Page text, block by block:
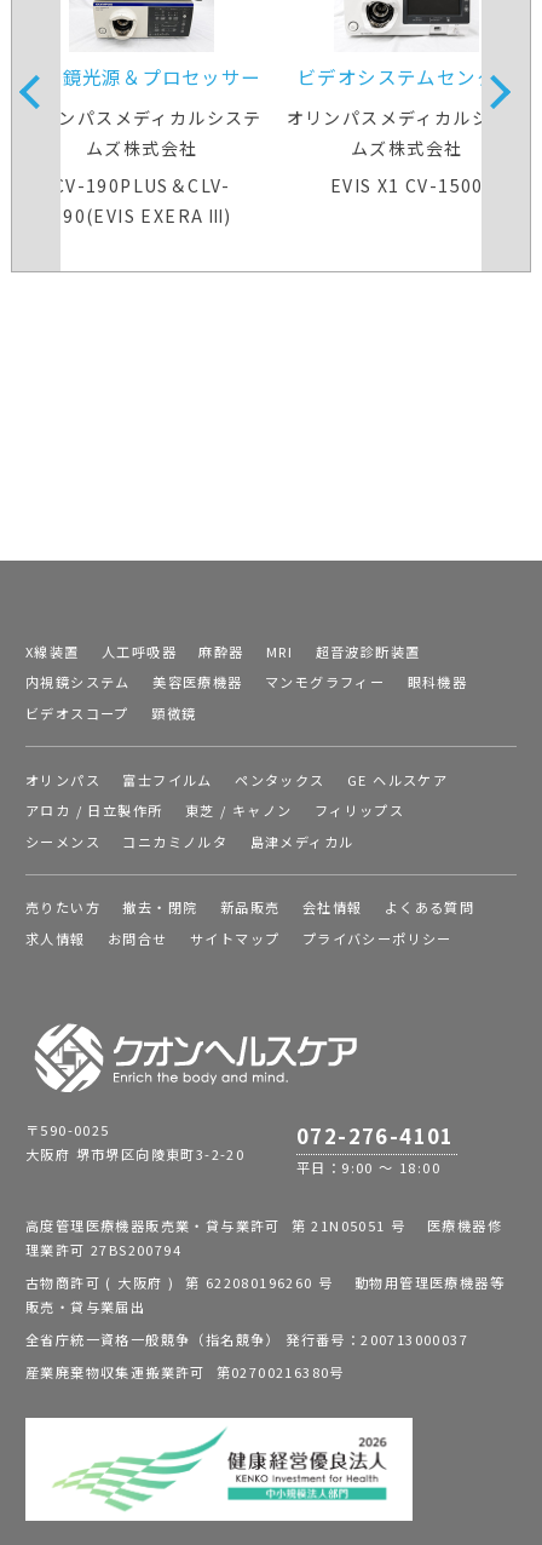
内視鏡光源＆プロセッサー
装置
オリンパスメディカルシステ
ムズ株式会社
CV-190PLUS＆CLV-
190(EVIS EXERA Ⅲ)
ビデオシステムセンター
オリンパスメディカルシステ
ムズ株式会社
EVIS X1 CV-1500
X線装置 人工呼吸器 麻酔器 MRI
超音波診断装置
内視鏡システム
美容医療機器 マンモグラフィー
眼科機器
ビデオスコープ
顕微鏡
オリンパス 富士フイルム ペンタックス
GE ヘルスケア
アロカ / 日立製作所
東芝 / キャノン
フィリップス
シーメンス
コニカミノルタ 島津メディカル
売りたい方 撤去・閉院 新品販売 会社情報
よくある質問
求人情報
お問合せ サイトマップ プライバシーポリシー
〒590-0025
大阪府 堺市堺区向陵東町3-2-20
072-276-4101
平日：9:00 ～ 18:00
高度管理医療機器販売業・貸与業許可 第 21N05051 号 医療機器修
理業許可 27BS200794
古物商許可 ( 大阪府 ) 第 622080196260 号 動物用管理医療機器等
販売・貸与業届出
全省庁統一資格一般競争（指名競争） 発行番号：200713000037
産業廃棄物収集運搬業許可 第02700216380号